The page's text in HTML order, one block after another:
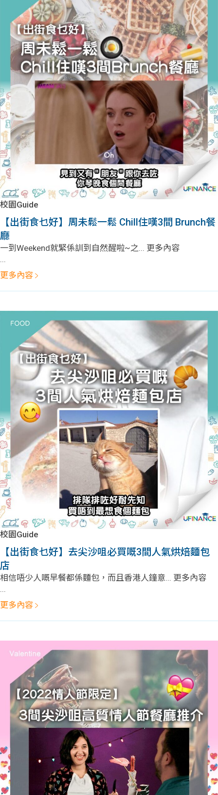
校園Guide
【出街食乜好】周未鬆一鬆 Chill住嘆3間 Brunch餐
廳
一到Weekend就緊係訓到自然醒啦~之... 更多內容
...
更多內容
校園Guide
【出街食乜好】去尖沙咀必買嘅3間人氣烘焙麵包
店
相信唔少人嘅早餐都係麵包，而且香港人鐘意... 更多內容
...
更多內容